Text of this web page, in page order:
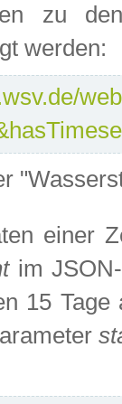
zu
werden:
einer
im JSON-
15